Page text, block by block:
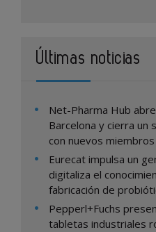
Últimas noticias
Net-Pharma Hub
Barcelona y cierra un
con nuevos miembros
Eurecat impulsa un
digitaliza el
fabricación de
Pepperl+Fuchs
tabletas industriales